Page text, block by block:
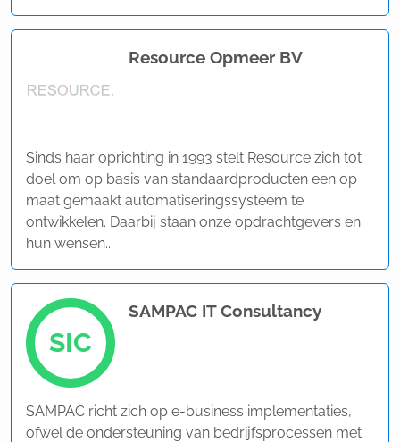
Resource Opmeer BV
Sinds haar oprichting in 1993 stelt Resource zich tot
doel om op basis van standaardproducten een op
maat gemaakt automatiseringssysteem te
ontwikkelen. Daarbij staan onze opdrachtgevers en
hun wensen...
SIC
SAMPAC IT Consultancy
SAMPAC richt zich op e-business implementaties,
ofwel de ondersteuning van bedrijfsprocessen met